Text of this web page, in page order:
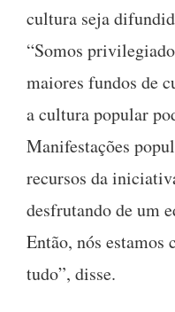
cultura seja
“Somos
maiores fundos de
a cultura popular
Manifestações
recursos da
desfrutando de um
Então, nós estamos
tudo”, disse.